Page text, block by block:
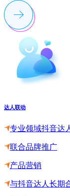
达人联动
专业领域抖音达
联合品牌推广
产品营销
与抖音达人长期